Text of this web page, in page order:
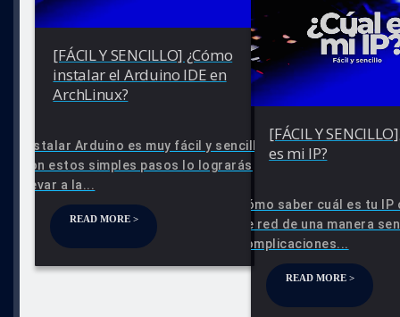
[FÁCIL Y SENCILLO] ¿Cómo
instalar el Arduino IDE en
ArchLinux?
Instalar Arduino es muy fácil y sencillo
con estos simples pasos lo lograrás
llevar a la...
READ MORE >
[FÁCIL Y
es mi IP?
Cómo saber cuál es tu
de red de una manera
complicaciones...
READ MORE >